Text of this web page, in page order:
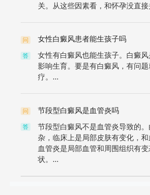
关。从这些因素看，和怀孕没直接
问 女性白癜风患者能生孩子吗
答
女性有白癜风也能生孩子。白癜
影响生育。要是有白癜风，有问
疗。...
问 节段型白癜风是血管炎吗
答
节段型白癜风不是血管炎导致的
杂，临床上是局部皮肤有变化，和
血管炎是局部血管和周围组织有
状。...